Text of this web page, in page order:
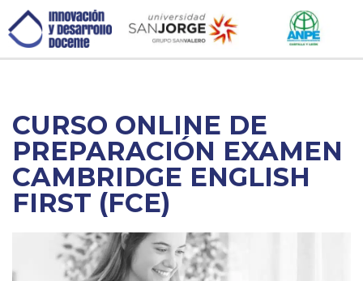
CURSO ONLINE DE
PREPARACIÓN EXAMEN
CAMBRIDGE ENGLISH
FIRST (FCE)